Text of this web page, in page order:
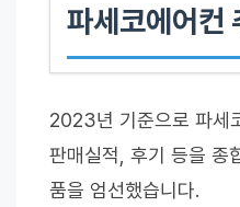
파세코에어컨
2023년 기준으로 파세
판매실적, 후기 등을 종
품을 엄선했습니다.